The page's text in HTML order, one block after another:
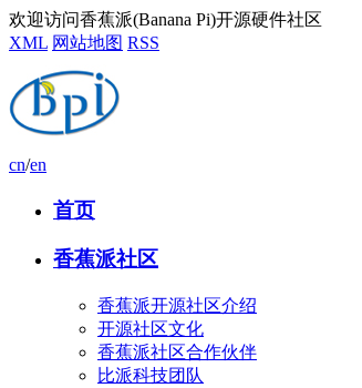
欢迎访问香蕉派(Banana Pi)开源硬件社区
XML 网站地图 RSS
cn/en
首页
香蕉派社区
香蕉派开源社区介绍
开源社区文化
香蕉派社区合作伙伴
比派科技团队